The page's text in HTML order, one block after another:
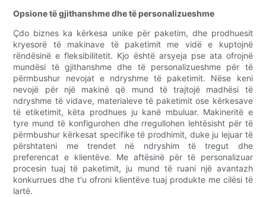
Opsione të gjithanshme dhe të personalizueshme
Çdo biznes ka kërkesa unike për paketim, dhe prodhuesit
kryesorë të makinave të paketimit me vidë e kuptojnë
rëndësinë e fleksibilitetit. Kjo është arsyeja pse ata ofrojnë
mundësi të gjithanshme dhe të personalizueshme për të
përmbushur nevojat e ndryshme të paketimit. Nëse keni
nevojë për një makinë që mund të trajtojë madhësi të
ndryshme të vidave, materialeve të paketimit ose kërkesave
të etiketimit, këta prodhues ju kanë mbuluar. Makineritë e
tyre mund të konfigurohen dhe rregullohen lehtësisht për të
përmbushur kërkesat specifike të prodhimit, duke ju lejuar të
përshtateni me trendet në ndryshim të tregut dhe
preferencat e klientëve. Me aftësinë për të personalizuar
procesin tuaj të paketimit, ju mund të ruani një avantazh
konkurrues dhe t'u ofroni klientëve tuaj produkte me cilësi të
lartë.